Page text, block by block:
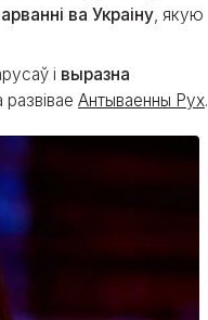
ва Украіну, якую
і выразна
развівае Антываенны Рух.